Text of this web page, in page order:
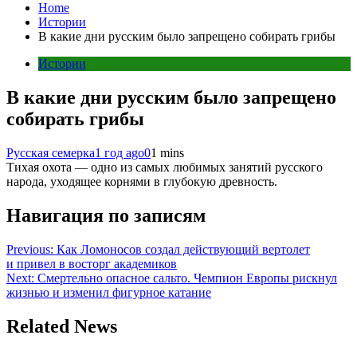
Home
Истории
В какие дни русским было запрещено собирать грибы
Истории
В какие дни русским было запрещено
собирать грибы
Русская семерка1 год ago01 mins
Тихая охота — одно из самых любимых занятий русского
народа, уходящее корнями в глубокую древность.
Навигация по записям
Previous: Как Ломоносов создал действующий вертолет
и привел в восторг академиков
Next: Смертельно опасное сальто. Чемпион Европы рискнул
жизнью и изменил фигурное катание
Related News